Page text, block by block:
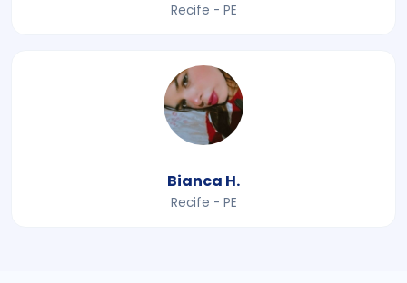
Recife - PE
Bianca H.
Recife - PE